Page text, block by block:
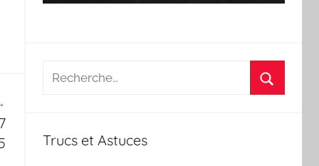
Recherche
Trucs et Astuces